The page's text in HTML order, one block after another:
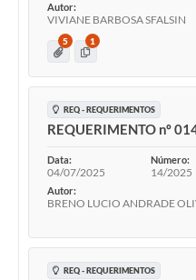
Autor:
VIVIANE BARBOSA SFALSIN
5 1
REQ - REQUERIMENTOS
REQUERIMENTO nº
Data:
04/07/2025
Número:
14/2025
Autor:
BRENO LUCIO ANDRADE
REQ - REQUERIMENTOS